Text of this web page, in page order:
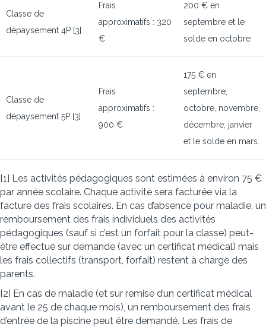
Classe de
dépaysement 4P [3]
Frais
approximatifs : 320
€
200 € en
septembre et le
solde en octobre
Classe de
dépaysement 5P [3]
Frais
approximatifs :
900 €
175 € en
septembre,
octobre, novembre,
décembre, janvier
et le solde en mars.
[1] Les activités pédagogiques sont estimées à environ 75 €
par année scolaire. Chaque activité sera facturée via la
facture des frais scolaires. En cas d’absence pour maladie, un
remboursement des frais individuels des activités
pédagogiques (sauf si c’est un forfait pour la classe) peut-
être effectué sur demande (avec un certificat médical) mais
les frais collectifs (transport, forfait) restent à charge des
parents.
[2] En cas de maladie (et sur remise d’un certificat médical
avant le 25 de chaque mois), un remboursement des frais
d’entrée de la piscine peut être demandé. Les frais de